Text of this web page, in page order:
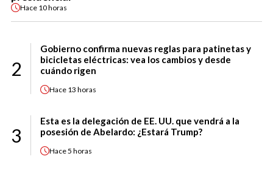
Hace 10 horas
2
Gobierno confirma nuevas reglas para patinetas y
bicicletas eléctricas: vea los cambios y desde
cuándo rigen
Hace 13 horas
3
Esta es la delegación de EE. UU. que vendrá a la
posesión de Abelardo: ¿Estará Trump?
Hace5 horas